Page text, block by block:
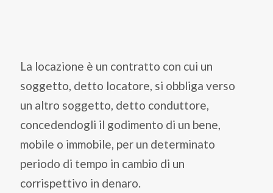
La locazione è un contratto con cui un
soggetto, detto locatore, si obbliga verso
un altro soggetto, detto conduttore,
concedendogli il godimento di un bene,
mobile o immobile, per un determinato
periodo di tempo in cambio di un
corrispettivo in denaro.